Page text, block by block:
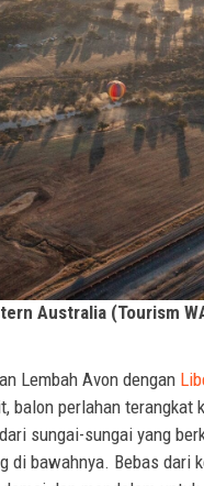
Australia (Tourism
Lembah Avon dengan
balon perlahan terangkat
sungai-sungai yang
di bawahnya. Bebas dari